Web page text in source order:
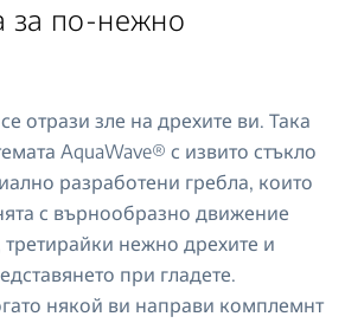
за по-нежно
отрази зле на дрехите ви. Така
AquaWave® с извито стъкло
разработени гребла, които
с върнообразно движение
третирайки нежно дрехите и
при гладете.
някой ви направи комплемнт